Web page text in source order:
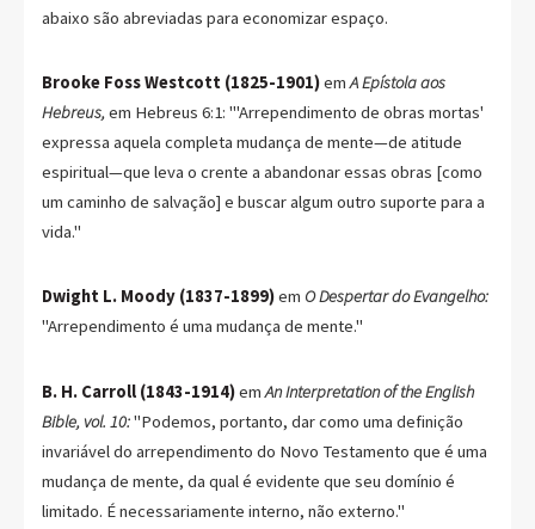
abaixo são abreviadas para economizar espaço.
Brooke Foss Westcott (1825-1901)emA Epístola aos
Hebreus,em Hebreus 6:1: "'Arrependimento de obras mortas'
expressa aquela completa mudança de mente—de atitude
espiritual—que leva o crente a abandonar essas obras [como
um caminho de salvação] e buscar algum outro suporte para a
vida."
Dwight L. Moody (1837-1899)em O Despertar do Evangelho:
"Arrependimento é uma mudança de mente."
B. H. Carroll (1843-1914)emAn Interpretation of the English
Bible, vol. 10:"Podemos, portanto, dar como uma definição
invariável do arrependimento do Novo Testamento que é uma
mudança de mente, da qual é evidente que seu domínio é
limitado. É necessariamente interno, não externo."